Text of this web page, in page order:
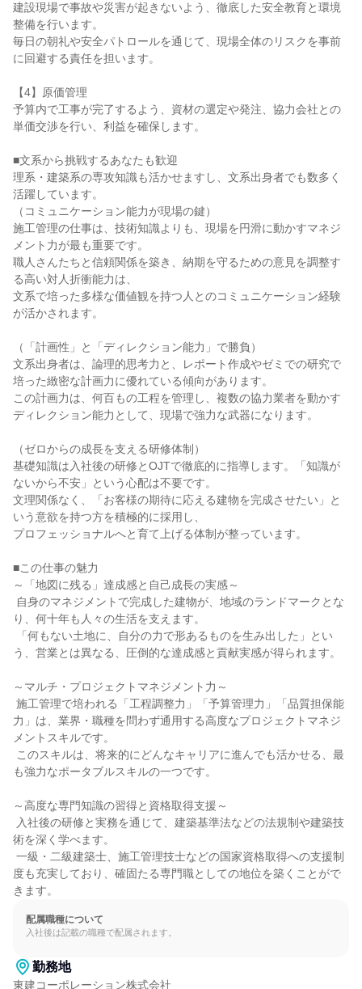
建設現場で事故や災害が起きないよう、徹底した安全教育と環境
整備を行います。
毎日の朝礼や安全パトロールを通じて、現場全体のリスクを事前
に回避する責任を担います。
【4】原価管理
予算内で工事が完了するよう、資材の選定や発注、協力会社との
単価交渉を行い、利益を確保します。
■文系から挑戦するあなたも歓迎
理系・建築系の専攻知識も活かせますし、文系出身者でも数多く
活躍しています。
（コミュニケーション能力が現場の鍵）
施工管理の仕事は、技術知識よりも、現場を円滑に動かすマネジ
メント力が最も重要です。
職人さんたちと信頼関係を築き、納期を守るための意見を調整す
る高い対人折衝能力は、
文系で培った多様な価値観を持つ人とのコミュニケーション経験
が活かされます。
（「計画性」と「ディレクション能力」で勝負）
文系出身者は、論理的思考力と、レポート作成やゼミでの研究で
培った緻密な計画力に優れている傾向があります。
この計画力は、何百もの工程を管理し、複数の協力業者を動かす
ディレクション能力として、現場で強力な武器になります。
（ゼロからの成長を支える研修体制）
基礎知識は入社後の研修とOJTで徹底的に指導します。「知識が
ないから不安」という心配は不要です。
文理関係なく、「お客様の期待に応える建物を完成させたい」と
いう意欲を持つ方を積極的に採用し、
プロフェッショナルへと育て上げる体制が整っています。
■この仕事の魅力
～「地図に残る」達成感と自己成長の実感～
り、何十年も人々の生活を支えます。
う、営業とは異なる、圧倒的な達成感と貢献実感が得られます。
～マルチ・プロジェクトマネジメント力～
力」は、業界・職種を問わず通用する高度なプロジェクトマネジ
メントスキルです。
も強力なポータブルスキルの一つです。
～高度な専門知識の習得と資格取得支援～
術を深く学べます。
度も充実しており、確固たる専門職としての地位を築くことがで
きます。
配属職種について
入社後は記載の職種で配属されます。
勤務地
東建コーポレーション株式会社